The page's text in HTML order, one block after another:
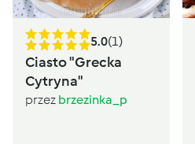
5.0(1)
Ciasto "Grecka
Cytryna"
przez brzezinka_p